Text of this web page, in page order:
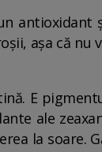
așa că nu
E
ale
la soare.